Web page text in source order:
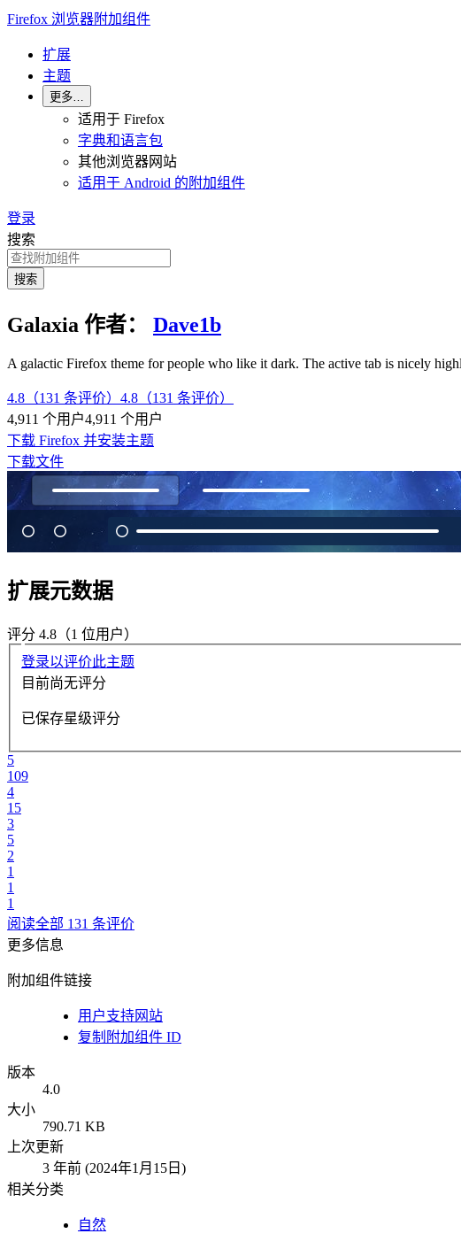
Firefox 浏览器附加组件
扩展
主题
更多…
适用于 Firefox
字典和语言包
其他浏览器网站
适用于 Android 的附加组件
登录
搜索
搜索
Galaxia 作者： Dave1b
A galactic Firefox theme for people who like it dark. The active tab is nicely
4.8（131 条评价） 4.8（131 条评价）
4,911 个用户4,911 个用户
下载 Firefox 并安装主题
下载文件
扩展元数据
评分 4.8（1 位用户）
登录以评价此主题
目前尚无评分
已保存星级评分
5
109
4
15
3
5
2
1
1
1
阅读全部 131 条评价
更多信息
附加组件链接
用户支持网站
复制附加组件 ID
版本
4.0
大小
790.71 KB
上次更新
3 年前 (2024年1月15日)
相关分类
自然